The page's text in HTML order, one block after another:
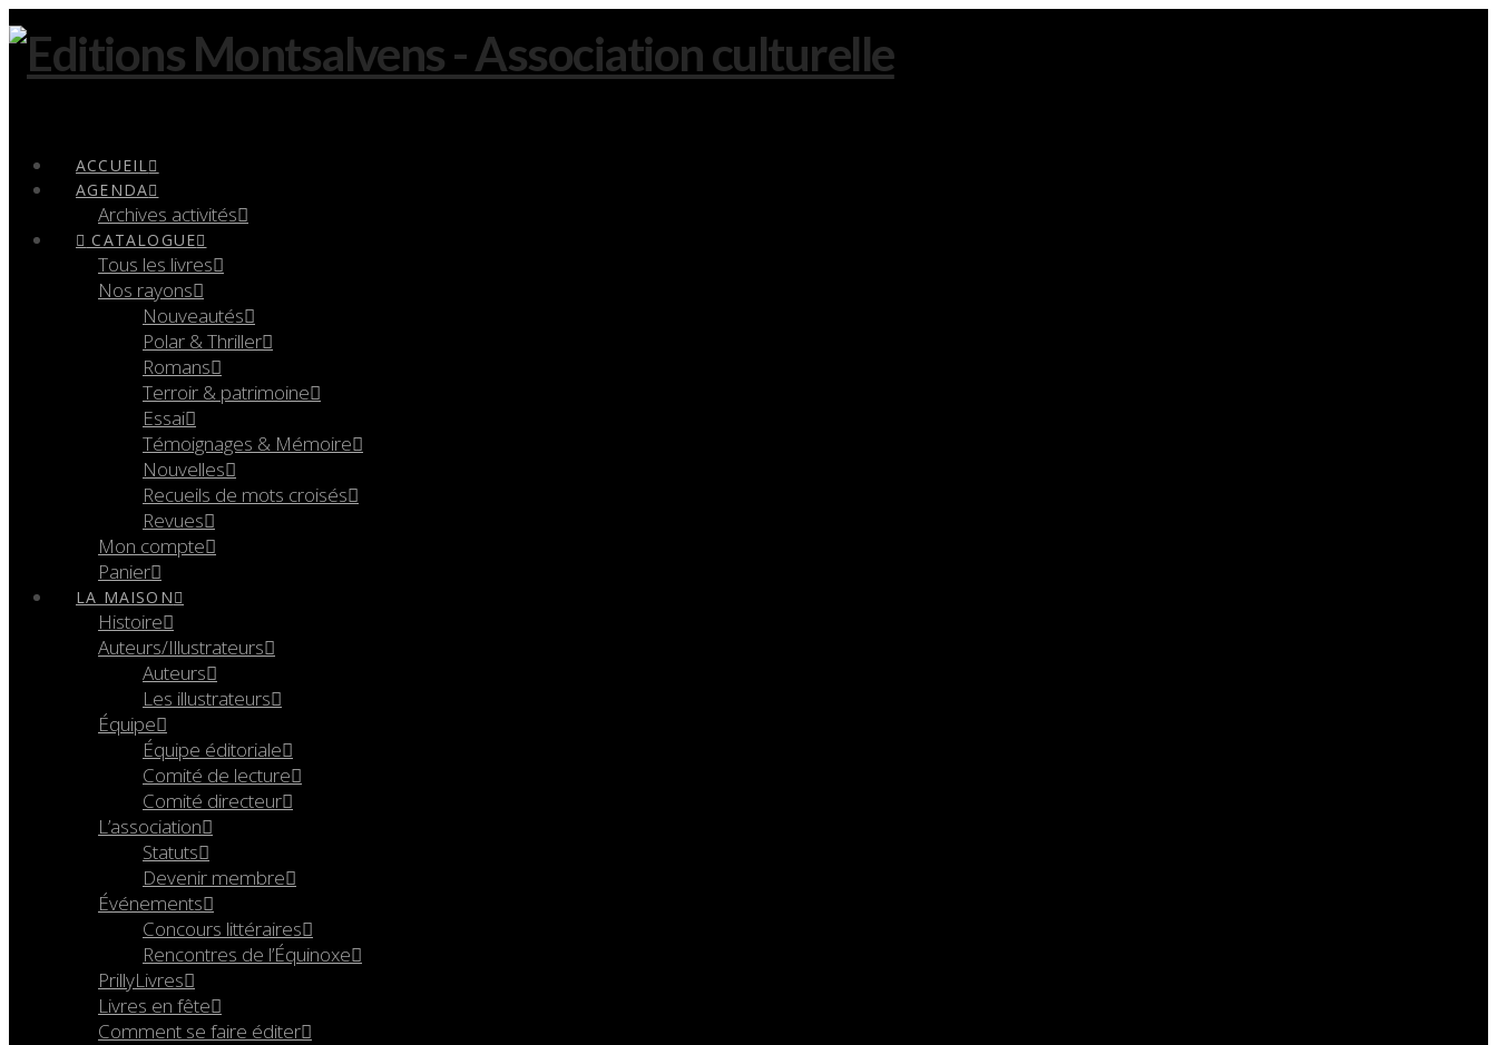
ACCUEIL
AGENDA
Archives activités
CATALOGUE
Tous les livres
Nos rayons
Nouveautés
Polar & Thriller
Romans
Terroir & patrimoine
Essai
Témoignages & Mémoire
Nouvelles
Recueils de mots croisés
Revues
Mon compte
Panier
LA MAISON
Histoire
Auteurs/Illustrateurs
Auteurs
Les illustrateurs
Équipe
Équipe éditoriale
Comité de lecture
Comité directeur
L’association
Statuts
Devenir membre
Événements
Concours littéraires
Rencontres de l’Équinoxe
PrillyLivres
Livres en fête
Comment se faire éditer